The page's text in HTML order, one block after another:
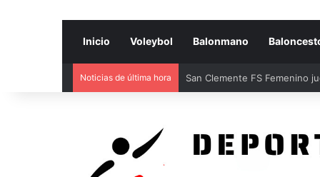
Inicio Voleybol Balonmano
Noticias de última hora Alba Redondo y Sheila